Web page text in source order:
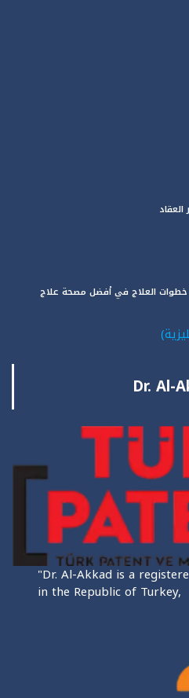
خطوات العلاج في أفضل مصحة علاج
)
Dr. Al-
"Dr. Al-Akkad is a
in the Republic of Turkey,